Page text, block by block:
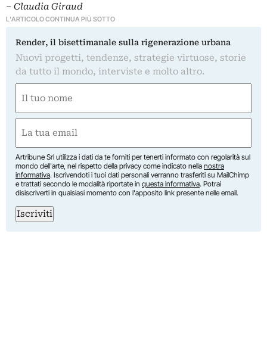
– Claudia Giraud
L'ARTICOLO CONTINUA PIÙ SOTTO
Render, il bisettimanale sulla rigenerazione urbana
Nuovi progetti, tendenze, strategie virtuose, storie
da tutto il mondo, interviste e molto altro.
(Required)
First
(Required)
Artribune Srl utilizza i dati da te forniti per tenerti informato con regolarità sul
mondo dell'arte, nel rispetto della privacy come indicato nella nostra
informativa. Iscrivendoti i tuoi dati personali verranno trasferiti su MailChimp
e trattati secondo le modalità riportate in questa informativa. Potrai
disiscriverti in qualsiasi momento con l'apposito link presente nelle email.
Iscriviti